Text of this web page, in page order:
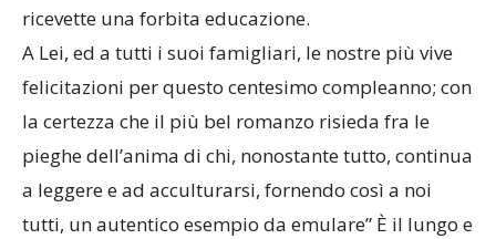
ricevette una forbita educazione.
A Lei, ed a tutti i suoi famigliari, le nostre più vive
felicitazioni per questo centesimo compleanno; con
la certezza che il più bel romanzo risieda fra le
pieghe dell’anima di chi, nonostante tutto, continua
a leggere e ad acculturarsi, fornendo così a noi
tutti, un autentico esempio da emulare” È il lungo e